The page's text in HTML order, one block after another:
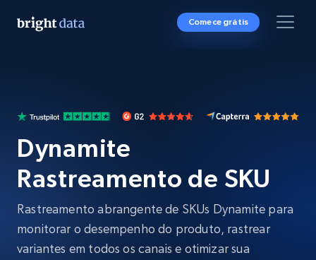
Comece grátis
Dynamite
Rastreamento de SKU
Rastreamento abrangente de SKUs Dynamite para
monitorar o desempenho do produto, rastrear
variantes em todos os canais e otimizar sua